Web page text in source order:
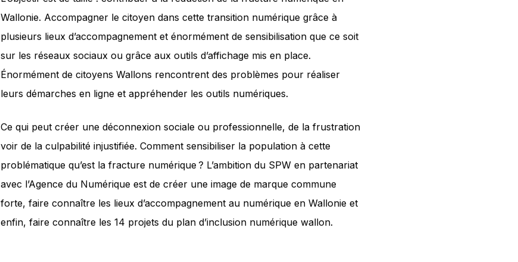
Wallonie. Accompagner le citoyen dans cette transition numérique grâce à
plusieurs lieux d’accompagnement et énormément de sensibilisation que ce soit
sur les réseaux sociaux ou grâce aux outils d’affichage mis en place.
Énormément de citoyens Wallons rencontrent des problèmes pour réaliser
leurs démarches en ligne et appréhender les outils numériques.
Ce qui peut créer une déconnexion sociale ou professionnelle, de la frustration
voir de la culpabilité injustifiée. Comment sensibiliser la population à cette
problématique qu’est la fracture numérique ? L’ambition du SPW en partenariat
avec l’Agence du Numérique est de créer une image de marque commune
forte, faire connaître les lieux d’accompagnement au numérique en Wallonie et
enfin, faire connaître les 14 projets du plan d’inclusion numérique wallon.